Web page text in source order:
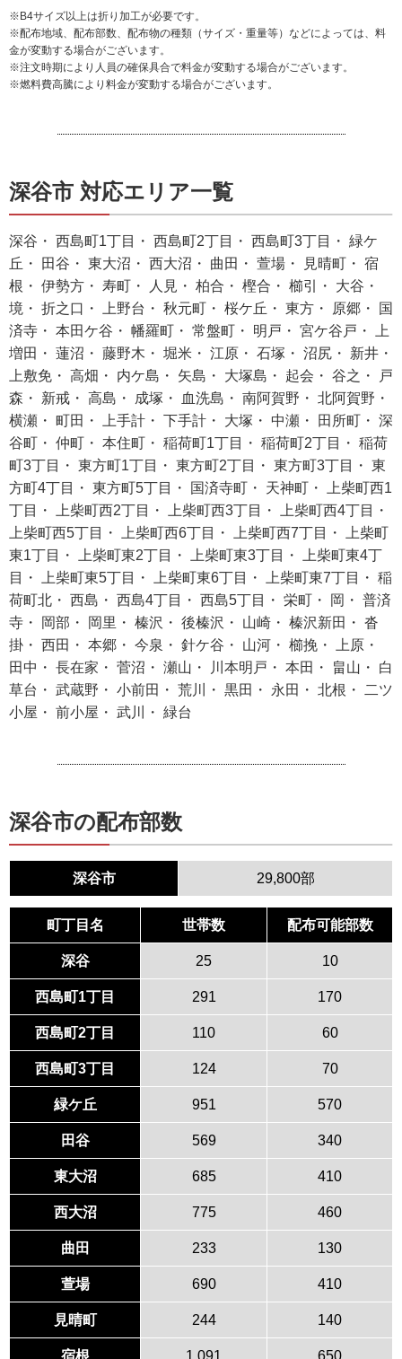
※B4サイズ以上は折り加工が必要です。
※配布地域、配布部数、配布物の種類（サイズ・重量等）などによっては、料
金が変動する場合がございます。
※注文時期により人員の確保具合で料金が変動する場合がございます。
※燃料費高騰により料金が変動する場合がございます。
深谷市 対応エリア一覧
深谷・ 西島町1丁目・ 西島町2丁目・ 西島町3丁目・ 緑ケ
丘・ 田谷・ 東大沼・ 西大沼・ 曲田・ 萱場・ 見晴町・ 宿
根・ 伊勢方・ 寿町・ 人見・ 柏合・ 樫合・ 櫛引・ 大谷・
境・ 折之口・ 上野台・ 秋元町・ 桜ケ丘・ 東方・ 原郷・ 国
済寺・ 本田ケ谷・ 幡羅町・ 常盤町・ 明戸・ 宮ケ谷戸・ 上
増田・ 蓮沼・ 藤野木・ 堀米・ 江原・ 石塚・ 沼尻・ 新井・
上敷免・ 高畑・ 内ケ島・ 矢島・ 大塚島・ 起会・ 谷之・ 戸
森・ 新戒・ 高島・ 成塚・ 血洗島・ 南阿賀野・ 北阿賀野・
横瀬・ 町田・ 上手計・ 下手計・ 大塚・ 中瀬・ 田所町・ 深
谷町・ 仲町・ 本住町・ 稲荷町1丁目・ 稲荷町2丁目・ 稲荷
町3丁目・ 東方町1丁目・ 東方町2丁目・ 東方町3丁目・ 東
方町4丁目・ 東方町5丁目・ 国済寺町・ 天神町・ 上柴町西1
丁目・ 上柴町西2丁目・ 上柴町西3丁目・ 上柴町西4丁目・
上柴町西5丁目・ 上柴町西6丁目・ 上柴町西7丁目・ 上柴町
東1丁目・ 上柴町東2丁目・ 上柴町東3丁目・ 上柴町東4丁
目・ 上柴町東5丁目・ 上柴町東6丁目・ 上柴町東7丁目・ 稲
荷町北・ 西島・ 西島4丁目・ 西島5丁目・ 栄町・ 岡・ 普済
寺・ 岡部・ 岡里・ 榛沢・ 後榛沢・ 山崎・ 榛沢新田・ 沓
掛・ 西田・ 本郷・ 今泉・ 針ケ谷・ 山河・ 櫛挽・ 上原・
田中・ 長在家・ 菅沼・ 瀬山・ 川本明戸・ 本田・ 畠山・ 白
草台・ 武蔵野・ 小前田・ 荒川・ 黒田・ 永田・ 北根・ 二ツ
小屋・ 前小屋・ 武川・ 緑台
深谷市の配布部数
深谷市 29,800部
町丁目名 世帯数 配布可能部数
深谷 25 10
西島町1丁目 291 170
西島町2丁目 110 60
西島町3丁目 124 70
緑ケ丘 951 570
田谷 569 340
東大沼 685 410
西大沼 775 460
曲田 233 130
萱場 690 410
見晴町 244 140
宿根 1,091 650